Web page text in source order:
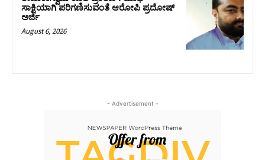
ಸಾಕ್ಷಿಯಾಗಿ ಪರಿಗಣಿಸುವಂತೆ ಆರೋಪಿ ಪ್ರದೋಷ್‌
ಅರ್ಜಿ
August 6, 2026
- Advertisement -